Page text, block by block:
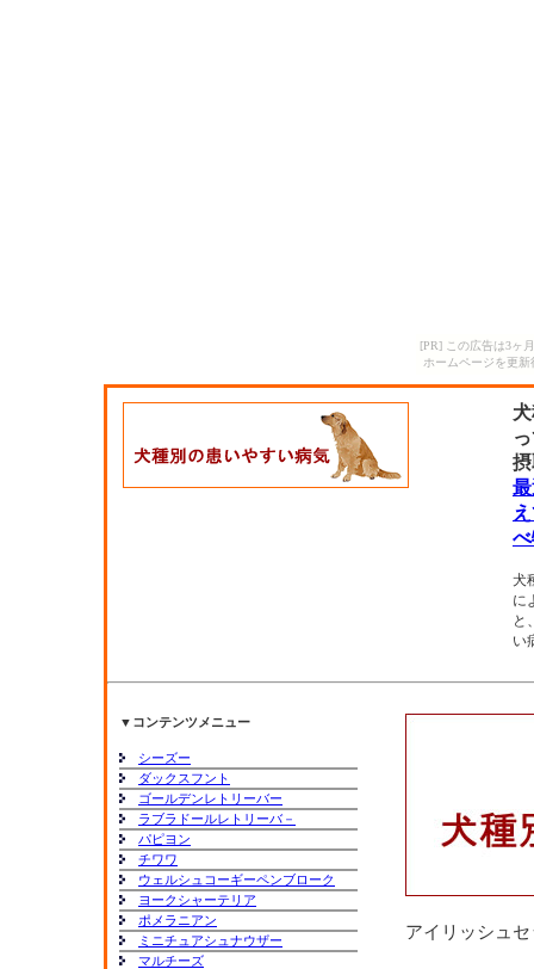
[PR] この広告は3ヶ
ホームページを更
犬
に
と
い
アイリッシュ
▼コンテンツメニュー
シーズー
ダックスフント
ゴールデンレトリーバー
ラブラドールレトリーバ－
パピヨン
チワワ
ウェルシュコーギーペンブローク
ヨークシャーテリア
ポメラニアン
ミニチュアシュナウザー
マルチーズ